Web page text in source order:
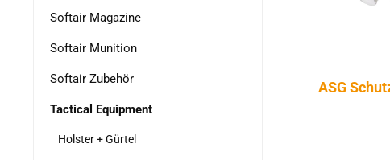
Softair Magazine
Softair Munition
Softair Zubehör
Tactical Equipment
Holster + Gürtel
ASG